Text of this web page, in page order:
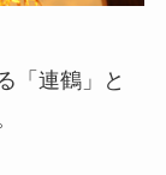
「連鶴」と